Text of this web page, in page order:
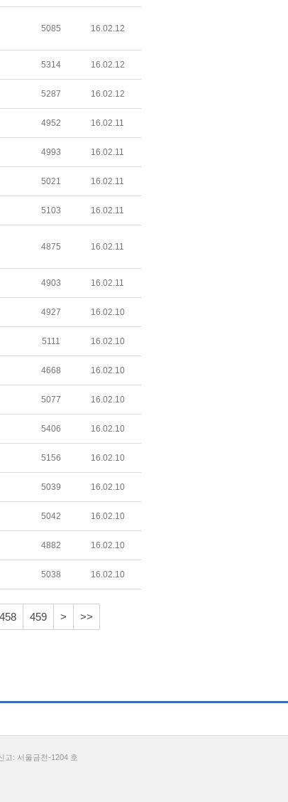
5085 16.02.12
5314 16.02.12
5287 16.02.12
4952 16.02.11
4993 16.02.11
5021 16.02.11
5103 16.02.11
4875 16.02.11
4903 16.02.11
4927 16.02.10
5111 16.02.10
4668 16.02.10
5077 16.02.10
5406 16.02.10
5156 16.02.10
5039 16.02.10
5042 16.02.10
4882 16.02.10
5038 16.02.10
458 459 > >>
고: 서울금천-1204 호